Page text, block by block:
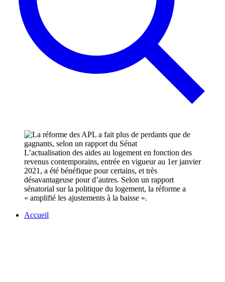
L’actualisation des aides au logement en fonction des
revenus contemporains, entrée en vigueur au 1er janvier
2021, a été bénéfique pour certains, et très
désavantageuse pour d’autres. Selon un rapport
sénatorial sur la politique du logement, la réforme a
« amplifié les ajustements à la baisse ».
Accueil